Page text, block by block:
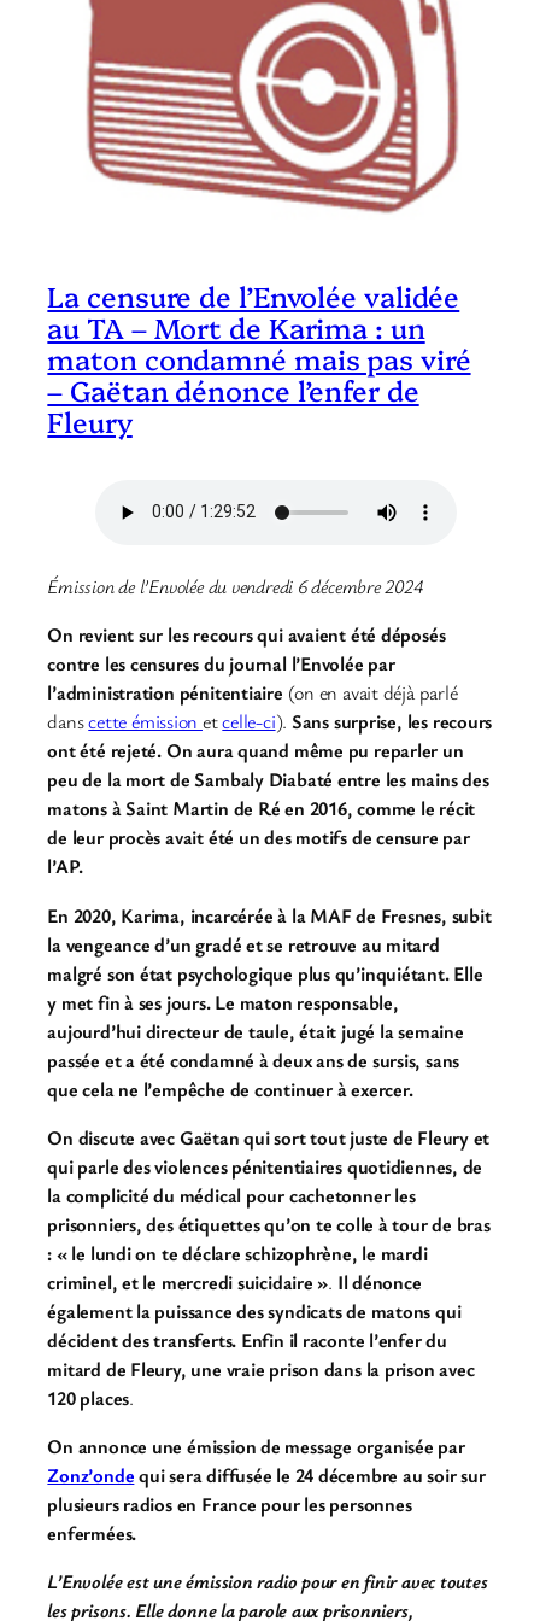
La censure de l’Envolée validée
au TA – Mort de Karima : un
maton condamné mais pas viré
– Gaëtan dénonce l’enfer de
Fleury
Émission de l’Envolée du vendredi 6 décembre 2024
On revient sur les recours qui avaient été déposés
contre les censures du journal l’Envolée par
l’administration pénitentiaire (on en avait déjà parlé
danscette émission etcelle-ci). Sans surprise, les recours
ont été rejeté. On aura quand même pu reparler un
peu de la mort de Sambaly Diabaté entre les mains des
matons à Saint Martin de Ré en 2016, comme le récit
de leur procès avait été un des motifs de censure par
l’AP.
En 2020, Karima, incarcérée à la MAF de Fresnes, subit
la vengeance d’un gradé et se retrouve au mitard
malgré son état psychologique plus qu’inquiétant. Elle
y met fin à ses jours. Le maton responsable,
aujourd’hui directeur de taule, était jugé la semaine
passée et a été condamné à deux ans de sursis, sans
que cela ne l’empêche de continuer à exercer.
On discute avec Gaëtan qui sort tout juste de Fleury et
qui parle des violences pénitentiaires quotidiennes, de
la complicité du médical pour cachetonner les
prisonniers, des étiquettes qu’on te colle à tour de bras
: « le lundi on te déclare schizophrène, le mardi
criminel, et le mercredi suicidaire ». Il dénonce
également la puissance des syndicats de matons qui
décident des transferts. Enfin il raconte l’enfer du
mitard de Fleury, une vraie prison dans la prison avec
120 places.
On annonce une émission de message organisée par
Zonz’ondequi sera diffusée le 24 décembre au soir sur
plusieurs radios en France pour les personnes
enfermées.
L’Envolée est une émission radio pour en finir avec toutes
les prisons. Elle donne la parole aux prisonniers,